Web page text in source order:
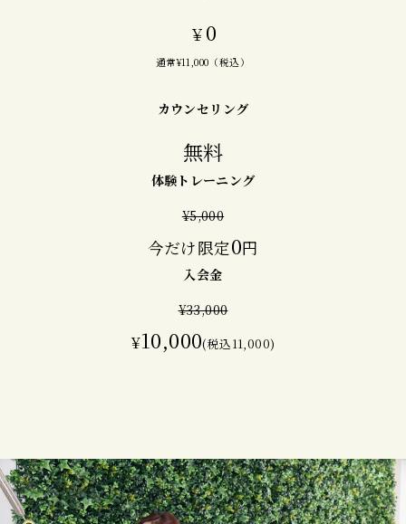
￥ 0
通常¥11,000（税込）
カウンセリング
無料
体験トレーニング
¥5,000
今だけ限定0円
入会金
¥33,000
¥10,000(税込11,000)